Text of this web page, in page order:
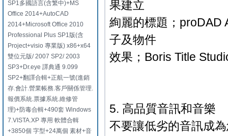
SP1多國語言(含繁中)+MS
Office 2014+AutoCAD
2014+Microsoft Office 2010
Professional Plus SP1版(含
Project+visio 專業版) x86+x64
雙位元版/ 2007 SP2/ 2003
SP3+Dr.eye 譯典通 9.099
SP2+翻譯合輯+正航一號(進銷
存.會計.營業帳務.客戶關係管理.
報價系統.票據系統.維修管
理)+防毒合輯+490套 Windows
7.VISTA.XP 專用 軟體合輯
+3850個 字型+24萬個 素材+音
果建立
絢麗的標題；proDAD
子及物件
效果；Boris Title
5. 高品質音訊和音樂
不要讓低劣的音訊成